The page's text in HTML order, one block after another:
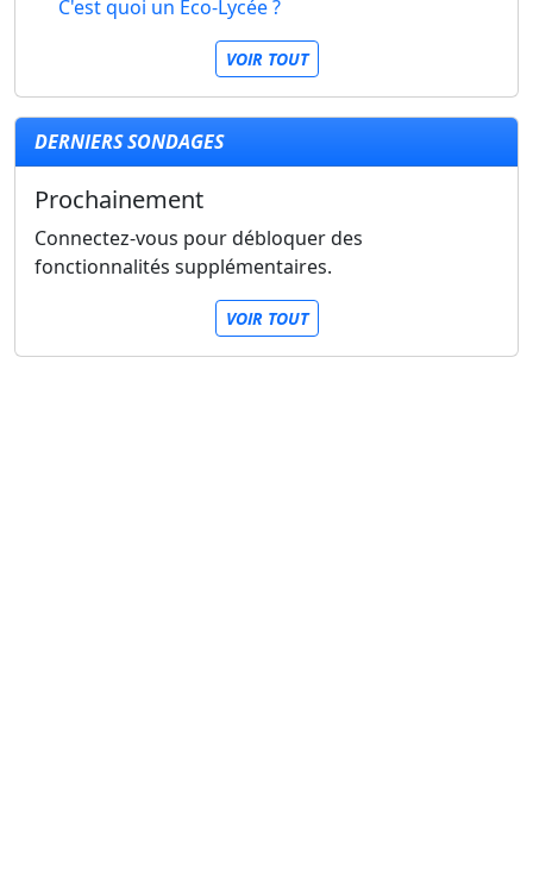
C'est quoi un Eco-Lycée ?
VOIR TOUT
DERNIERS SONDAGES
Prochainement
Connectez-vous pour débloquer des
fonctionnalités supplémentaires.
VOIR TOUT